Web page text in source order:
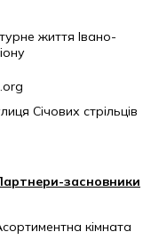
життя Івано-
Січових стрільців
засновники
кімната